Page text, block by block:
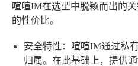
喧喧IM在选型中脱颖而出的
的性价比。
安全特性 ：喧喧IM通过私
归属。在此基础上，提供